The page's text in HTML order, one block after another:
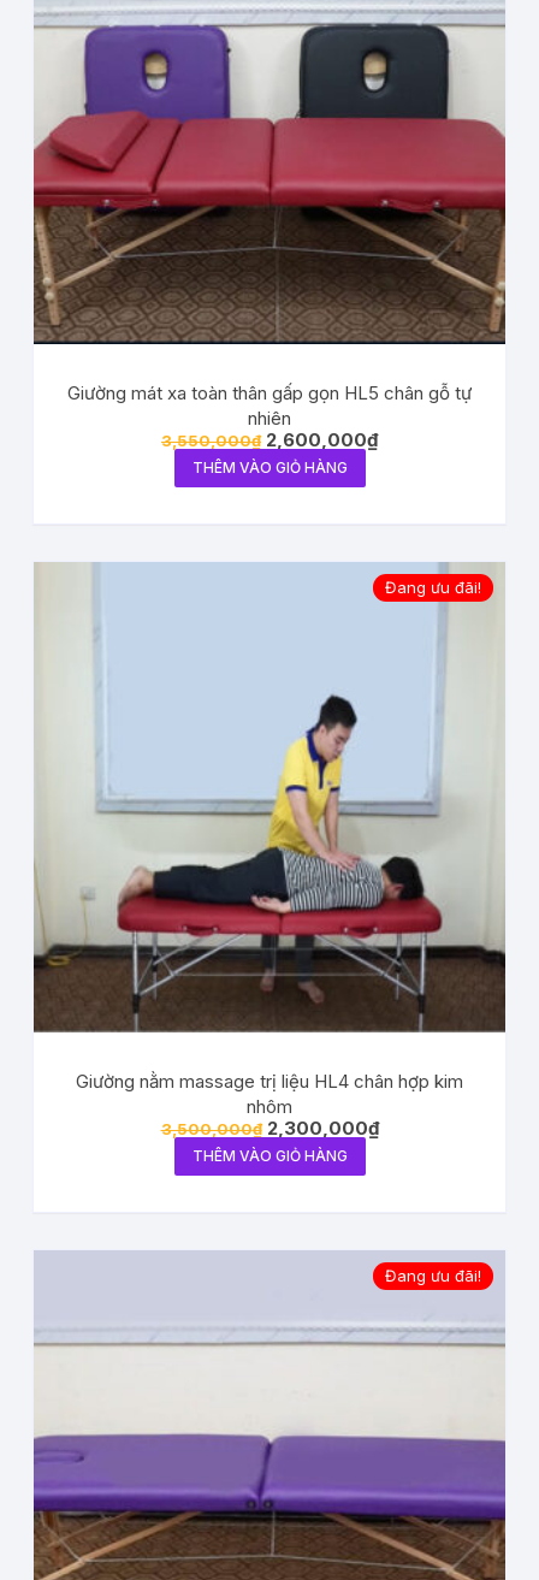
Giường mát xa toàn thân gấp gọn HL5 chân gỗ tự
nhiên
3,550,000₫ 2,600,000₫
THÊM VÀO GIỎ HÀNG
Đang ưu đãi!
Giường nằm massage trị liệu HL4 chân hợp kim
nhôm
3,500,000₫ 2,300,000₫
THÊM VÀO GIỎ HÀNG
Đang ưu đãi!